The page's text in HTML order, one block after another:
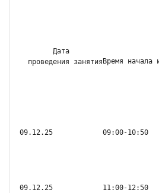
Дата
  проведения занятия
Время начала
09.12.25 09:00-10:50
09.12.25 11:00-12:50